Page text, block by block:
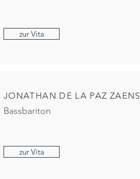
zur Vita
JONATHAN DE LA PAZ ZAENS
Bassbariton
zur Vita